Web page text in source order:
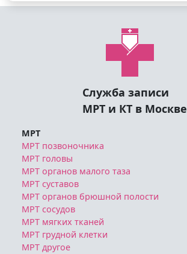
Служба записи
МРТ и КТ в Москве
МРТ
МРТ позвоночника
МРТ головы
МРТ органов малого таза
МРТ суставов
МРТ органов брюшной полости
МРТ сосудов
МРТ мягких тканей
МРТ грудной клетки
МРТ другое